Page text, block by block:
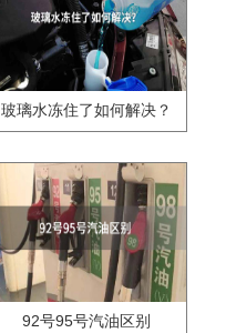
玻璃水冻住了如何解决？
92号95号汽油区别